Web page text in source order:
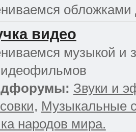
обложками
видео
музыкой и
Звуки и
, Музыкальные
народов мира.